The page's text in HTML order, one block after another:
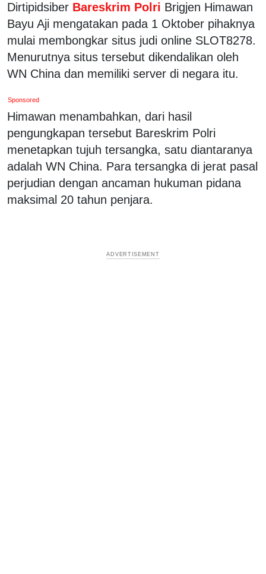
Dirtipidsiber Bareskrim Polri Brigjen Himawan
Bayu Aji mengatakan pada 1 Oktober pihaknya
mulai membongkar situs judi online SLOT8278.
Menurutnya situs tersebut dikendalikan oleh
WN China dan memiliki server di negara itu.
Sponsored
Himawan menambahkan, dari hasil
pengungkapan tersebut Bareskrim Polri
menetapkan tujuh tersangka, satu diantaranya
adalah WN China. Para tersangka di jerat pasal
perjudian dengan ancaman hukuman pidana
maksimal 20 tahun penjara.